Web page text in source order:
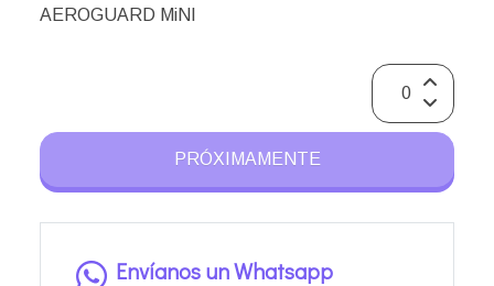
AEROGUARD MiNI
PRÓXIMAMENTE
Envíanos un Whatsapp